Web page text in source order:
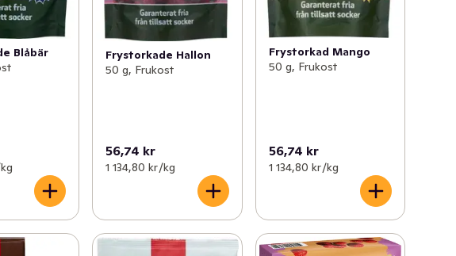
Blåbär
Frystorkade Hallon
50 g, Frukost
56,74 kr
1 134,80 kr /kg
Frystorkad Mango
50 g, Frukost
56,74 kr
1 134,80 kr /kg